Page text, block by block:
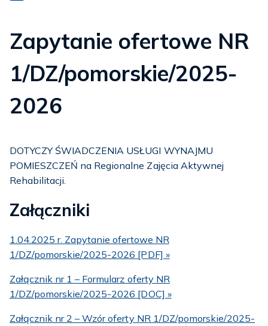
Zapytanie ofertowe NR
1/DZ/pomorskie/2025-
2026
DOTYCZY ŚWIADCZENIA USŁUGI WYNAJMU
POMIESZCZEŃ na Regionalne Zajęcia Aktywnej
Rehabilitacji.
Załączniki
1.04.2025 r. Zapytanie ofertowe NR
1/DZ/pomorskie/2025-2026 [PDF] »
Załącznik nr 1 – Formularz oferty NR
1/DZ/pomorskie/2025-2026 [DOC] »
Załącznik nr 2 – Wzór oferty NR 1/DZ/pomorskie/2025-